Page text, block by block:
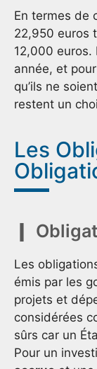
En termes de
22,950 euros
12,000 euros.
année, et
qu’ils ne
restent un
Les
Les
émis par les
projets et
considérées
sûrs car un
Pour un